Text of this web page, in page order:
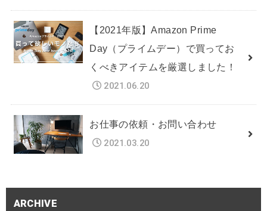
【2021年版】Amazon Prime
Day（プライムデー）で買ってお
くべきアイテムを厳選しました！
2021.06.20
お仕事の依頼・お問い合わせ
2021.03.20
ARCHIVE